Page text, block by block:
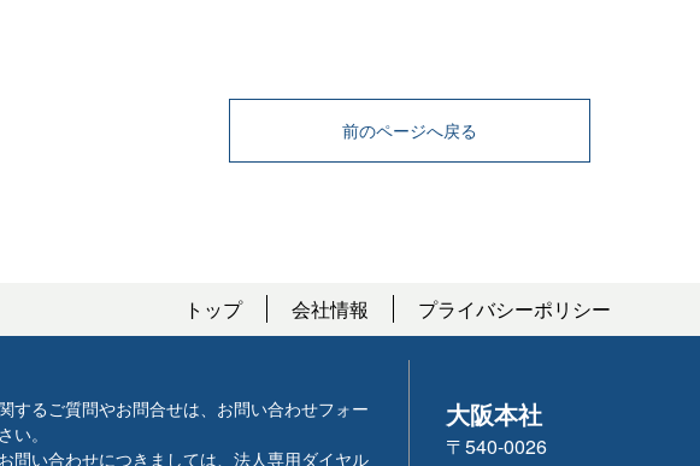
前のページへ戻る
トップ 会社情報 プライバシーポリシー
するご質問やお問合せは、お問い合わせフォー
い。
問い合わせにつきましては、法人専用ダイヤル
大阪本社
〒540-0026